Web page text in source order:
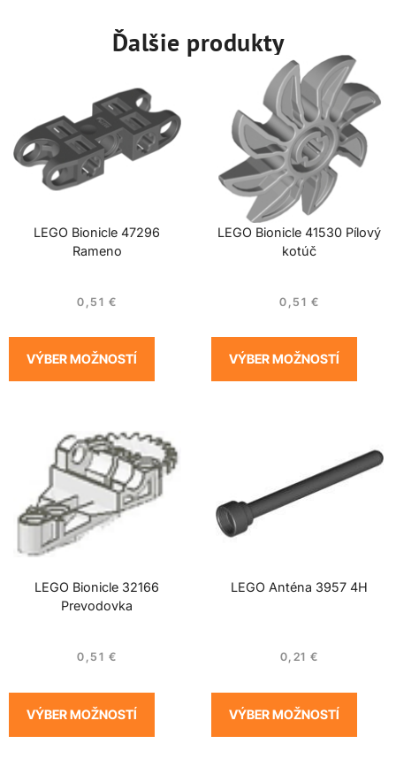
Ďalšie produkty
LEGO Bionicle 47296
Rameno
0,51 €
VÝBER MOŽNOSTÍ
LEGO Bionicle 41530 Pílový
kotúč
0,51 €
VÝBER MOŽNOSTÍ
LEGO Bionicle 32166
Prevodovka
0,51 €
VÝBER MOŽNOSTÍ
LEGO Anténa 3957 4H
0,21 €
VÝBER MOŽNOSTÍ